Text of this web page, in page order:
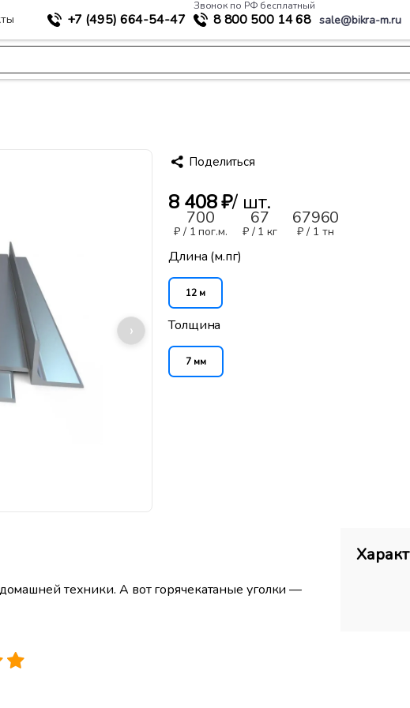
+7 (495) 664-54-47
Звонок по РФ бесплатный
8 800 500 14 68 sale@bikra-m.ru
›
Поделиться
8 408 ₽/ шт.
700
₽ / 1 пог.м.
67
₽ / 1 кг
67960
₽ / 1 тн
Длина (м.пг)
12 м
Толщина
7 мм
техники. А вот горячекатаные уголки —